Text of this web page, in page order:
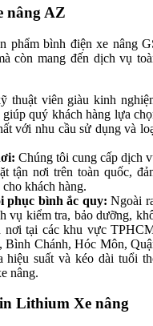
nâng AZ
phẩm bình điện xe nâng
còn mang đến dịch vụ
thuật viên giàu kinh
quý khách hàng lựa
với nhu cầu sử dụng và
Chúng tôi cung cấp dịch
tận nơi trên toàn quốc,
khách hàng.
phục bình ắc quy: Ngoài
vụ kiểm tra, bảo dưỡng,
nơi tại các khu vực
Chánh, Hóc Môn,
suất và kéo dài tuổi
nâng.
Lithium Xe nâng